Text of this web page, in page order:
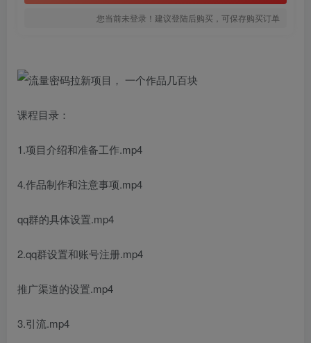
您当前未登录！建议登陆后购买，可保存购买订单
课程目录：
1.项目介绍和准备工作.mp4
4.作品制作和注意事项.mp4
qq群的具体设置.mp4
2.qq群设置和账号注册.mp4
推广渠道的设置.mp4
3.引流.mp4